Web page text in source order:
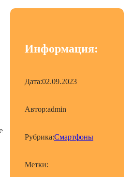
Информация:
Дата:02.09.2023
Автор:admin
Рубрика:Смартфоны
Метки: